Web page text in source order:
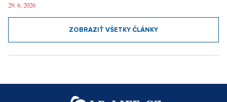
29. 6. 2026
ZOBRAZIŤ VŠETKY ČLÁNKY